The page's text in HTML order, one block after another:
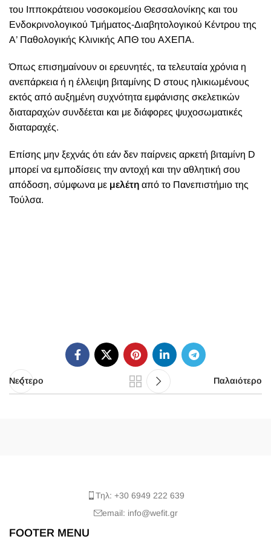
του Ιπποκράτειου νοσοκομείου Θεσσαλονίκης και του
Ενδοκρινολογικού Τμήματος-Διαβητολογικού Κέντρου της
Α’ Παθολογικής Κλινικής ΑΠΘ του ΑΧΕΠΑ.
Όπως επισημαίνουν οι ερευνητές, τα τελευταία χρόνια η
ανεπάρκεια ή η έλλειψη βιταμίνης D στους ηλικιωμένους
εκτός από αυξημένη συχνότητα εμφάνισης σκελετικών
διαταραχών συνδέεται και με διάφορες ψυχοσωματικές
διαταραχές.
Επίσης μην ξεχνάς ότι εάν δεν παίρνεις αρκετή βιταμίνη D
μπορεί να εμποδίσεις την αντοχή και την αθλητική σου
απόδοση, σύμφωνα με μελέτη από το Πανεπιστήμιο της
Τούλσα.
Νεότερο Παλαιότερο
Τηλ: +30 6949 222 639
email: info@wefit.gr
FOOTER MENU